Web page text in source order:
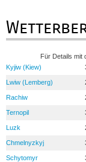
Für Details mit
Kyjiw (Kiew)
Lwiw (Lemberg)
Rachiw
Ternopil
Luzk
Chmelnyzkyj
Schytomyr